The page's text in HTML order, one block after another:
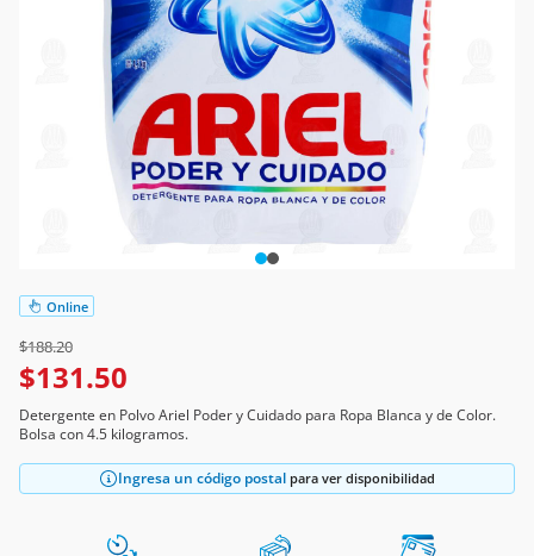
Online
Price reduced from
$188.20to
$131.50
Detergente en Polvo Ariel Poder y Cuidado para Ropa Blanca y de Color.
Bolsa con 4.5 kilogramos.
Ingresa un código postal para ver disponibilidad